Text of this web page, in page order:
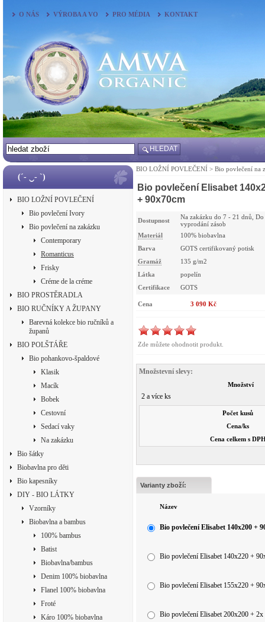
O NÁS VÝROBA A VO PRO MÉDIA KONTAKT
HLEDAT
(´- ‿- `)
BIO LOŽNÍ POVLEČENÍ
Bio povlečení Ivory
Bio povlečení na zakázku
Contemporary
Romanticus
Frisky
Créme de la créme
BIO PROSTĚRADLA
BIO RUČNÍKY A ŽUPANY
Barevná kolekce bio ručníků a
županů
BIO POLŠTÁŘE
Bio pohankovo-špaldové
Klasik
Macík
Bobek
Cestovní
Sedací vaky
Na zakázku
Bio šátky
Biobavlna pro děti
Bio kapesníky
DIY - BIO LÁTKY
Vzorníky
Biobavlna a bambus
100% bambus
Batist
Biobavlna/bambus
Denim 100% biobavlna
Flanel 100% biobavlna
Froté
Káro 100% biobavlna
BIO LOŽNÍ POVLEČENÍ > Bio povlečení na
Bio povlečení Elisabet
+ 90x70cm
Dostupnost
Na zakázku do 7 - 21 dnů, Do
vyprodání zásob
Materiál
100% biobavlna
Barva
GOTS certifikovaný potisk
Gramáž
135 g/m2
Látka
popelín
Certifikace
GOTS
Cena 3 090 Kč
Zde můžete ohodnotit produkt.
Množstevní slevy:
Množství
2 a více ks
Počet kusů
Cena/ks
Cena celkem s
Varianty zboží:
Název
Bio povlečení Elisabet 140x200 +
Bio povlečení Elisabet 140x220 +
Bio povlečení Elisabet 155x220 +
Bio povlečení Elisabet 200x200 + 2x